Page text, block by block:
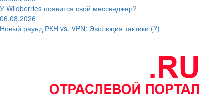
У Wildberries появится свой мессенджер?
06.08.2026
Новый раунд РКН vs. VPN: Эволюция тактики (?)